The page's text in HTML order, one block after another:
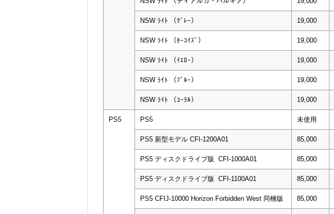
NSW ﾗｲﾄ （ｸﾞﾚｰ） 19,000
NSW ﾗｲﾄ （ﾀｰｺｲｽﾞ） 19,000
NSW ﾗｲﾄ （ｲｴﾛｰ） 19,000
NSW ﾗｲﾄ （ﾌﾞﾙｰ） 19,000
NSW ﾗｲﾄ （ｺｰﾗﾙ） 19,000
PS5 PS5 未使用
PS5 新型モデル CFI-1200A01 85,000
PS5 ディスクドライブ版 CFI-1000A01 85,000
PS5 ディスクドライブ版 CFI-1100A01 85,000
PS5 CFIJ-10000 Horizon Forbidden West 同梱版 85,000